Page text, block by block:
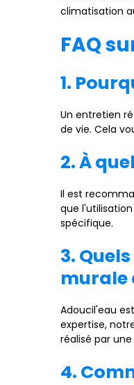
climatisation
FAQ
1.
Un entretien
de vie. Cela
2. À
Il est
que
spécifique.
3.
murale
Adoucil'eau
expertise,
réalisé par
4.